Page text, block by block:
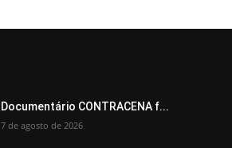
Documentário CONTRACENA f...
7 de agosto de 2026